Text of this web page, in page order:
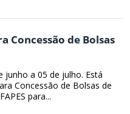
Concessão de Bolsas
junho a 05 de julho. Está
Concessão de Bolsas de
para...